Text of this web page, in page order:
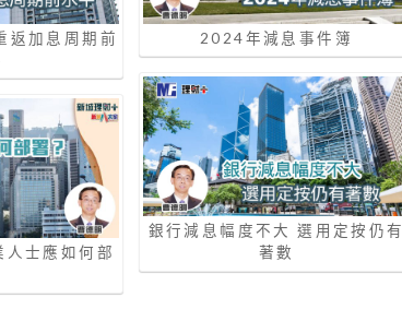
返加息周期前
士應如何部
2024年減息事件簿
銀行減息幅度不大 選用定按仍有
著數